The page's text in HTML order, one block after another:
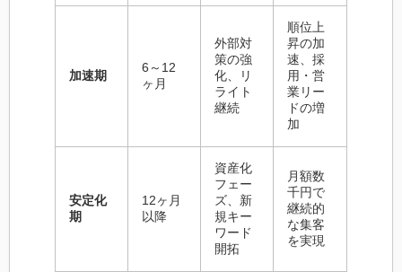
加速期
6～12
ヶ月
外部対
策の強
化、リ
ライト
継続
順位上
昇の加
速、採
用・営
業リー
ドの増
加
安定化
期
12ヶ月
以降
資産化
フェー
ズ、新
規キー
ワード
開拓
月額数
千円で
継続的
な集客
を実現